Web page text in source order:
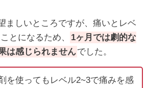
ましいところですが、痛いとレベ
とになるため、
1ヶ月では劇的な
は感じられませんでした。
を使ってもレベル2~3で痛みを感